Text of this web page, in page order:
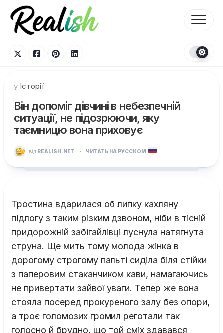
Перейти
вмісту
у Історії
Він допоміг дівчині в небезпечній
ситуації, не підозрюючи, яку
таємницю вона приховує
від REALISH.NET · ЧИТАТЬ НА РУССКОМ
Тростина вдарилася об липку кахляну
підлогу з таким різким дзвоном, ніби в тісній
придорожній забігайлівці луснула натягнута
струна. Ще мить тому молода жінка в
дорогому строгому пальті сиділа біля стійки
з паперовим стаканчиком кави, намагаючись
не привертати зайвої уваги. Тепер же вона
стояла посеред прокуреного залу без опори,
а троє голомозих громил реготали так
голосно й брудно, що той сміх здавався